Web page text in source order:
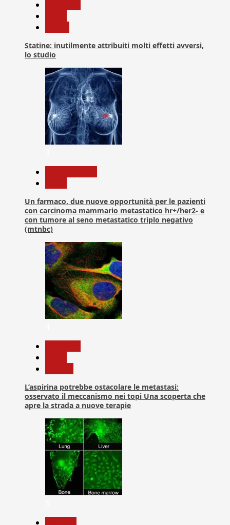
Statine: inutilmente attribuiti molti effetti avversi,
lo studio
Un farmaco, due nuove opportunità per le pazienti
con carcinoma mammario metastatico hr+/her2- e
con tumore al seno metastatico triplo negativo
(mtnbc)
L’aspirina potrebbe ostacolare le metastasi:
osservato il meccanismo nei topi Una scoperta che
apre la strada a nuove terapie